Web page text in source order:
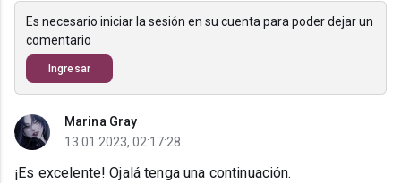
Es necesario iniciar la sesión en su cuenta para poder dejar un
comentario
Ingresar
Marina Gray
13.01.2023, 02:17:28
¡Es excelente! Ojalá tenga una continuación.